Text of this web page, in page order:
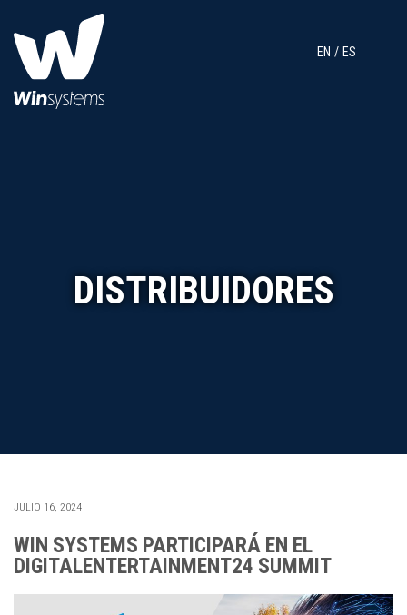
EN ES
DISTRIBUIDORES
JULIO 16, 2024
WIN SYSTEMS PARTICIPARÁ EN EL
DIGITALENTERTAINMENT24 SUMMIT